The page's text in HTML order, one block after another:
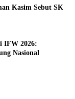
Kasim Sebut SK
IFW 2026:
Nasional